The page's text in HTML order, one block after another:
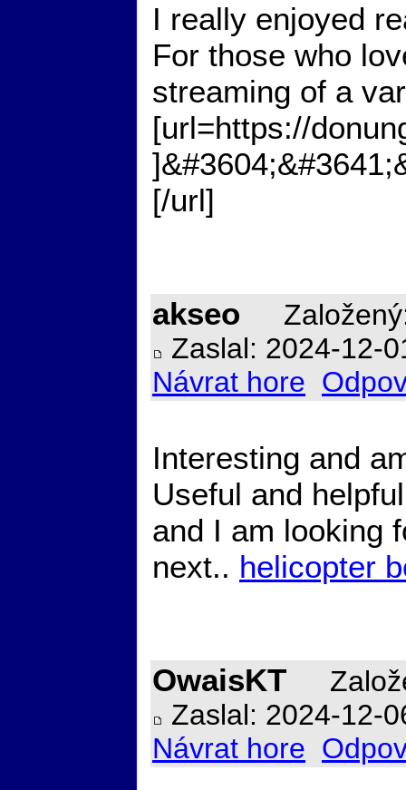
I really enjoyed
For those who
streaming of a
[url=https://
[/url]
akseo
Zaslal: 2024-12-
Návrat hore
Interesting and
Useful and
and I am looking
next.. helicopter
OwaisKT
Zaslal: 2024-12-
Návrat hore